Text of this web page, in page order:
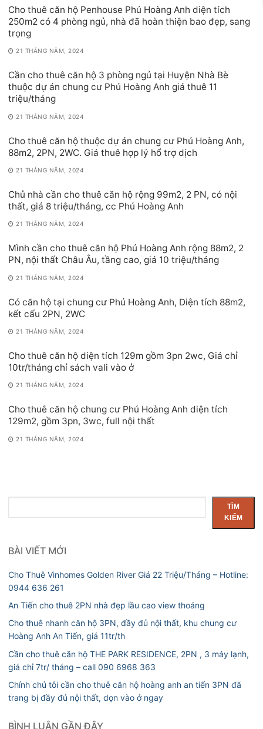
Cho thuê căn hộ Penhouse Phú Hoàng Anh diện tích
250m2 có 4 phòng ngủ, nhà đã hoàn thiện bao đẹp, sang
trọng
21 THÁNG NĂM, 2024
Cần cho thuê căn hộ 3 phòng ngủ tại Huyện Nhà Bè
thuộc dự án chung cư Phú Hoàng Anh giá thuê 11
triệu/tháng
21 THÁNG NĂM, 2024
Cho thuê căn hộ thuộc dự án chung cư Phú Hoàng Anh,
88m2, 2PN, 2WC. Giá thuê hợp lý hổ trợ dịch
21 THÁNG NĂM, 2024
Chủ nhà cần cho thuê căn hộ rộng 99m2, 2 PN, có nội
thất, giá 8 triệu/tháng, cc Phú Hoàng Anh
21 THÁNG NĂM, 2024
Mình cần cho thuê căn hộ Phú Hoàng Anh rộng 88m2, 2
PN, nội thất Châu Âu, tầng cao, giá 10 triệu/tháng
21 THÁNG NĂM, 2024
Có căn hộ tại chung cư Phú Hoàng Anh, Diện tích 88m2,
kết cấu 2PN, 2WC
21 THÁNG NĂM, 2024
Cho thuê căn hộ diện tích 129m gồm 3pn 2wc, Giá chỉ
10tr/tháng chỉ sách vali vào ở
21 THÁNG NĂM, 2024
Cho thuê căn hộ chung cư Phú Hoàng Anh diện tích
129m2, gồm 3pn, 3wc, full nội thất
21 THÁNG NĂM, 2024
kiếm
TÌM
KIẾM
BÀI VIẾT MỚI
Cho Thuê Vinhomes Golden River Giá 22 Triệu/Tháng – Hotline:
0944 636 261
An Tiến cho thuê 2PN nhà đẹp lầu cao view thoáng
Cho thuê nhanh căn hộ 3PN, đầy đủ nội thất, khu chung cư
Hoàng Anh An Tiến, giá 11tr/th
Cần cho thuê căn hộ THE PARK RESIDENCE, 2PN , 3 máy lạnh,
giá chỉ 7tr/ tháng – call 090 6968 363
Chính chủ tôi cần cho thuê căn hộ hoàng anh an tiến 3PN đã
trang bị đầy đủ nội thất, dọn vào ở ngay
BÌNH LUẬN GẦN ĐÂY